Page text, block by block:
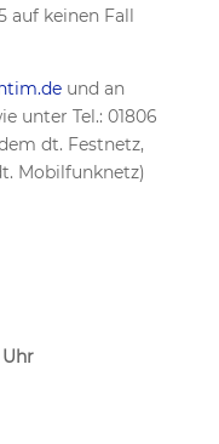
auf keinen Fall
und an
unter Tel.: 01806
dt. Festnetz,
Mobilfunknetz)
Uhr